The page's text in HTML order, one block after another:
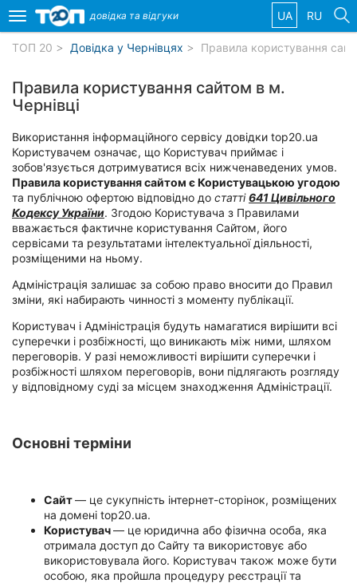
Обрані
компанії
Популярні
рубрики:
Ветеринарні
клініки
клініки
Автошколи
Ресторани
рубрики
міста:
Toggle
navigation
довідка та відгуки UA RU
ТОП 20 Довідка у Чернівцях Правила користування
Правила користування сайтом в м.
Чернівці
Використання інформаційного сервісу довідки top20.ua
Користувачем означає, що Користувач приймає і
зобов'язується дотримуватися всіх нижченаведених умов.
Правила користування сайтом є Користувацькою угодою
та публічною офертою відповідно до статті641 Цивільного
Кодексу України. Згодою Користувача з Правилами
вважається фактичне користування Сайтом, його
сервісами та результатами інтелектуальної діяльності,
розміщеними на ньому.
Адміністрація залишає за собою право вносити до Правил
зміни, які набирають чинності з моменту публікації.
Користувач і Адміністрація будуть намагатися вирішити всі
суперечки і розбіжності, що виникають між ними, шляхом
переговорів. У разі неможливості вирішити суперечки і
розбіжності шляхом переговорів, вони підлягають розгляду
у відповідному суді за місцем знаходження Адміністрації.
Основні терміни
Сайт— це сукупність інтернет-сторінок, розміщених
на домені top20.ua.
Користувач— це юридична або фізична особа, яка
отримала доступ до Сайту та використовує або
використовувала його. Користувач також може бути
особою, яка пройшла процедуру реєстрації та